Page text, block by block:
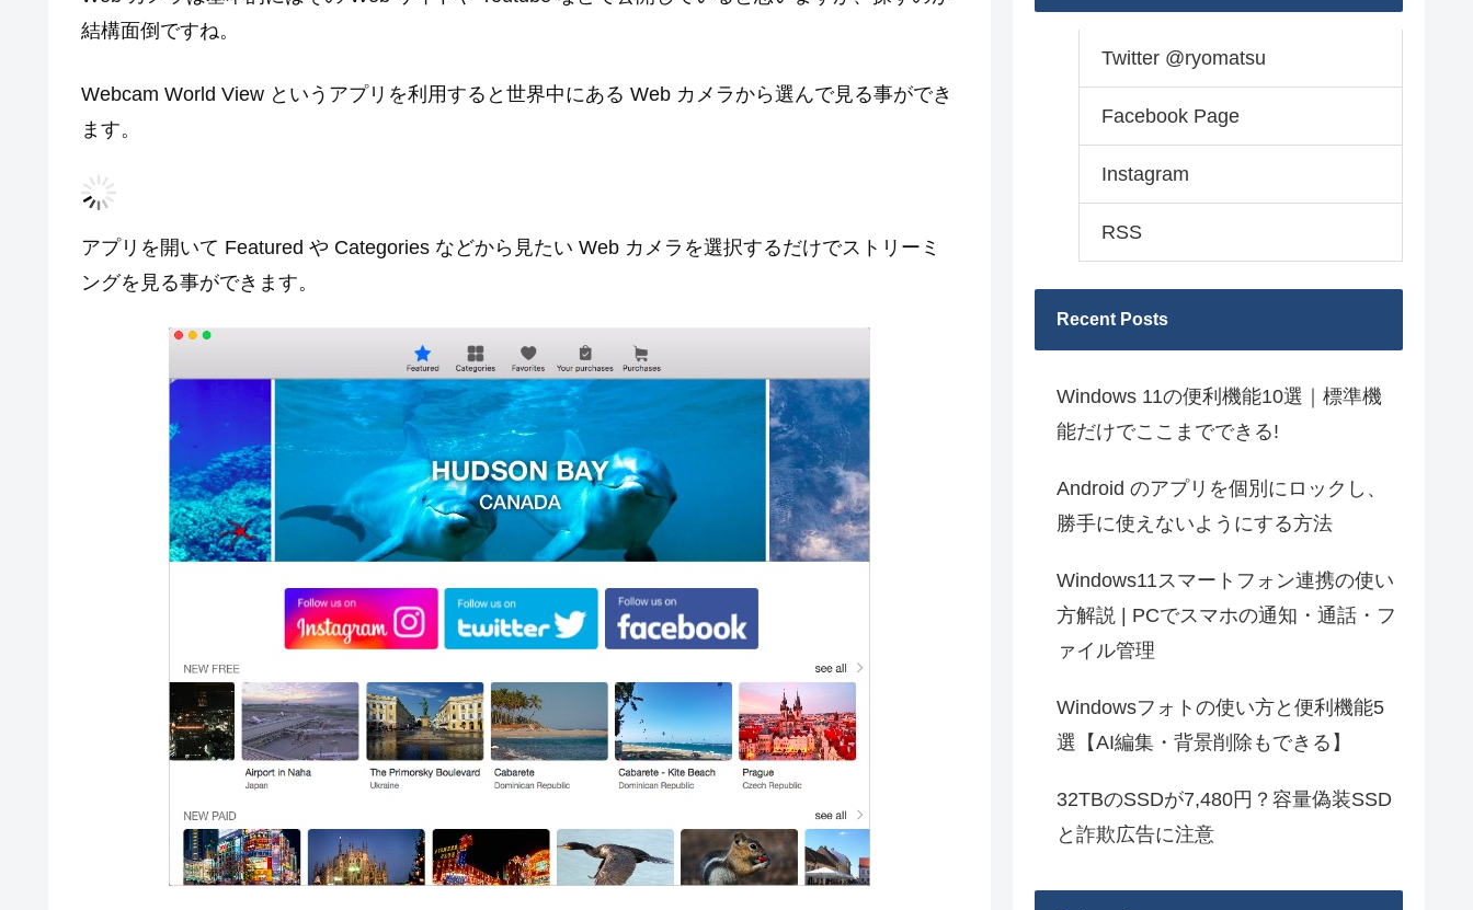
結構面倒ですね。
Webcam World View というアプリを利用すると世界中にある Web カメラから選んで見る事ができ
ます。
アプリを開いて Featured や Categories などから見たい Web カメラを選択するだけでストリーミ
ングを見る事ができます。
Twitter @ryomatsu
Facebook Page
Instagram
RSS
Recent Posts
Windows 11の便利機能10選｜標準機
能だけでここまでできる!
Android のアプリを個別にロックし、
勝手に使えないようにする方法
Windows11スマートフォン連携の使い
方解説 | PCでスマホの通知・通話・フ
ァイル管理
Windowsフォトの使い方と便利機能5
選【AI編集・背景削除もできる】
32TBのSSDが7,480円？容量偽装SSD
と詐欺広告に注意